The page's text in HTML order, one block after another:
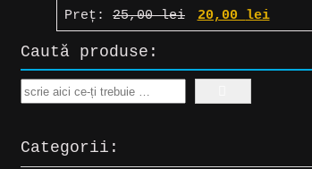
Preț: 25,00lei
Prețul
inițial
25,00 lei.
20,00 lei
Caută produse:
Categorii: